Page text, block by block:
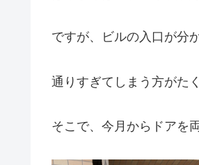
ですが、ビルの入口が分
通りすぎてしまう方がた
そこで、今月からドアを